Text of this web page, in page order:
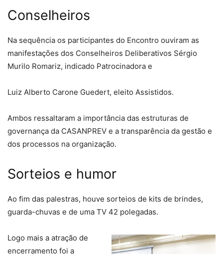
Conselheiros
Na sequência os participantes do Encontro ouviram as
manifestações dos Conselheiros Deliberativos Sérgio
Murilo Romariz, indicado Patrocinadora e
Luiz Alberto Carone Guedert, eleito Assistidos.
Ambos ressaltaram a importância das estruturas de
governança da CASANPREV e a transparência da gestão e
dos processos na organização.
Sorteios e humor
Ao fim das palestras, houve sorteios de kits de brindes,
guarda-chuvas e de uma TV 42 polegadas.
Logo mais a atração de
encerramento foi a